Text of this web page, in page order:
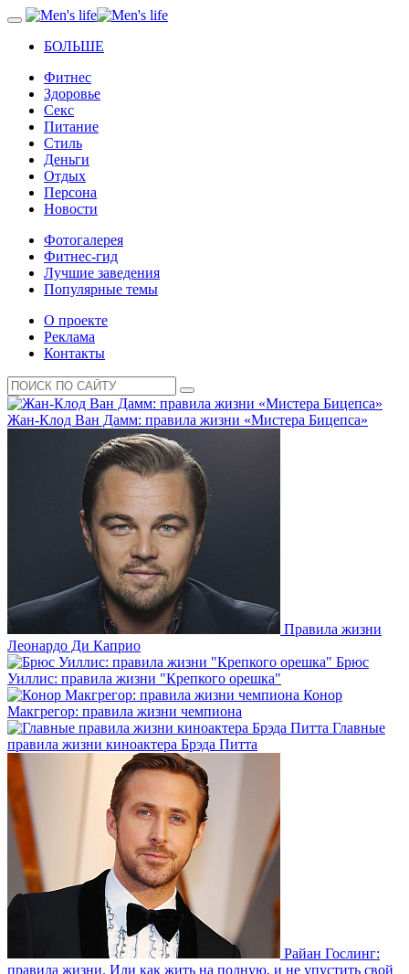
БОЛЬШЕ
Фитнес
Здоровье
Секс
Питание
Стиль
Деньги
Отдых
Персона
Новости
Фотогалерея
Фитнес-гид
Лучшие заведения
Популярные темы
О проекте
Реклама
Контакты
Жан-Клод Ван Дамм: правила жизни «Мистера Бицепса»
Правила жизни
Леонардо Ди Каприо
Брюс
Уиллис: правила жизни "Крепкого орешка"
Конор
Макгрегор: правила жизни чемпиона
Главные
правила жизни киноактера Брэда Питта
Райан Гослинг:
правила жизни. Или как жить на полную, и не упустить свой